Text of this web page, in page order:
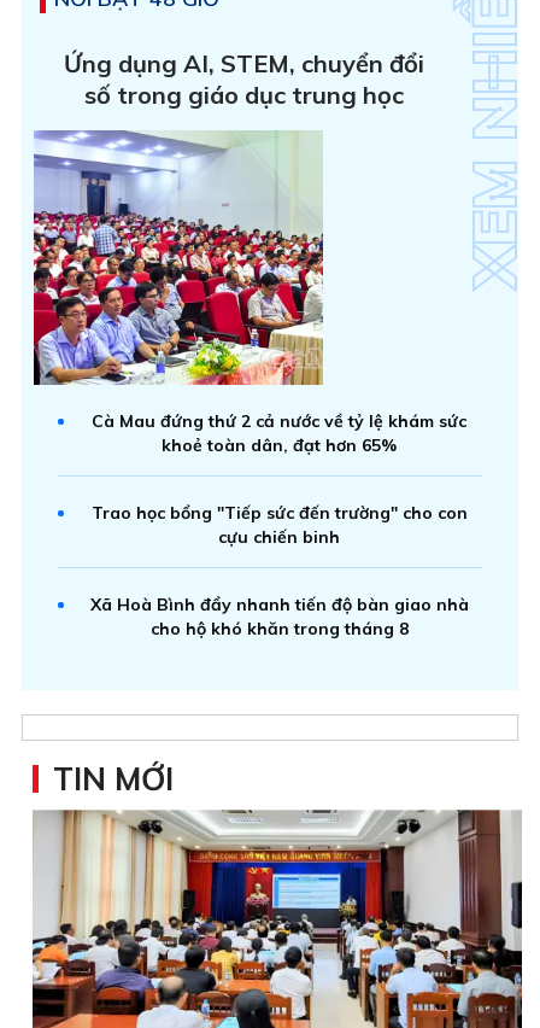
Ứng dụng AI, STEM, chuyển đổi
số trong giáo dục trung học
Cà Mau đứng thứ 2 cả nước về tỷ lệ khám sức
khoẻ toàn dân, đạt hơn 65%
Trao học bổng "Tiếp sức đến trường" cho con
cựu chiến binh
Xã Hoà Bình đẩy nhanh tiến độ bàn giao nhà
cho hộ khó khăn trong tháng 8
TIN MỚI